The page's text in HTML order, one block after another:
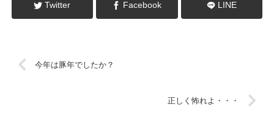
Twitter Facebook LINE
今年は豚年でしたか？
正しく怖れよ・・・